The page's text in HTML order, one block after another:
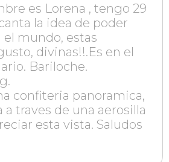
es Lorena , tengo 29
la idea de poder
mundo, estas
divinas!!.Es en el
Bariloche.
confiteria panoramica,
a traves de una aerosilla
esta vista. Saludos